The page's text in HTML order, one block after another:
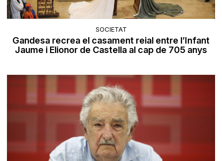
SOCIETAT
Gandesa recrea el casament reial entre l’Infant
Jaume i Elionor de Castella al cap de 705 anys